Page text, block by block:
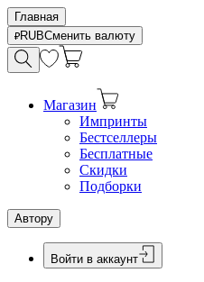
Главная
RUBСменить валюту
Магазин
Импринты
Бестселлеры
Бесплатные
Скидки
Подборки
Автору
Войти в аккаунт